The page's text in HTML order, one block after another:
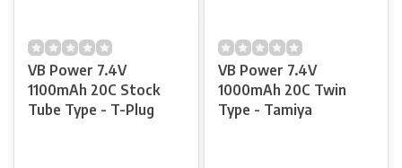
VB Power 7.4V
1100mAh 20C Stock
Tube Type - T-Plug
VB Power 7.4V
1000mAh 20C Twin
Type - Tamiya